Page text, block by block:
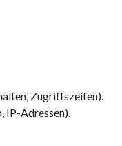
Zugriffszeiten).
IP-Adressen).